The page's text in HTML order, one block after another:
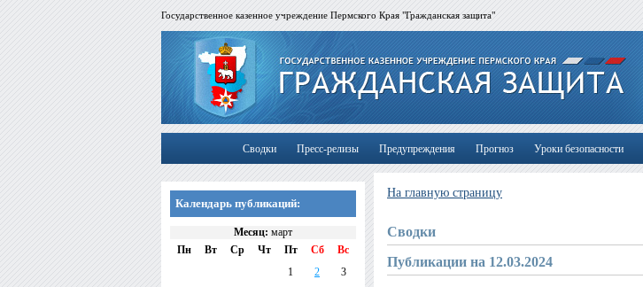
Государственное казенное учреждение Пермского Края "Гражданская защита"
Сводки Пресс-релизы Предупреждения Прогноз Уроки безопасности
Календарь публикаций:
Месяц: март
Пн
Вт Ср Чт Пт Сб
Вс
1
2
3
На главную страницу
Сводки
Публикации на 12.03.2024